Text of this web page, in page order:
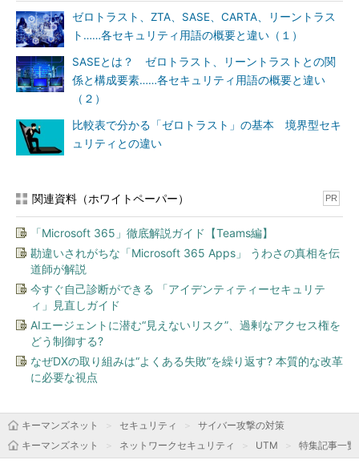
ゼロトラスト、ZTA、SASE、CARTA、リーントラス
ト……各セキュリティ用語の概要と違い（１）
SASEとは？ ゼロトラスト、リーントラストとの関
係と構成要素……各セキュリティ用語の概要と違い
（２）
比較表で分かる「ゼロトラスト」の基本 境界型セキ
ュリティとの違い
関連資料（ホワイトペーパー） PR
「Microsoft 365」徹底解説ガイド【Teams編】
勘違いされがちな「Microsoft 365 Apps」 うわさの真相を伝
道師が解説
今すぐ自己診断ができる 「アイデンティティーセキュリテ
ィ」見直しガイド
AIエージェントに潜む“見えないリスク”、過剰なアクセス権を
どう制御する?
なぜDXの取り組みは“よくある失敗”を繰り返す? 本質的な改革
に必要な視点
キーマンズネット セキュリティ
サイバー攻撃の対策
キーマンズネット
ネットワークセキュリティ UTM 特集記事一覧